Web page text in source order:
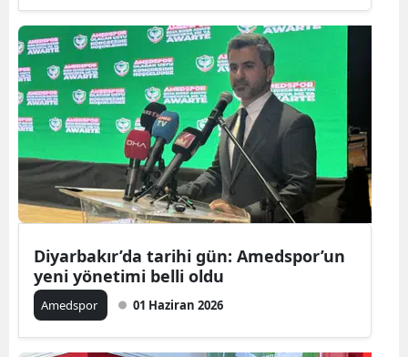
Diyarbakır’da tarihi gün: Amedspor’un
yeni yönetimi belli oldu
Amedspor 01 Haziran 2026